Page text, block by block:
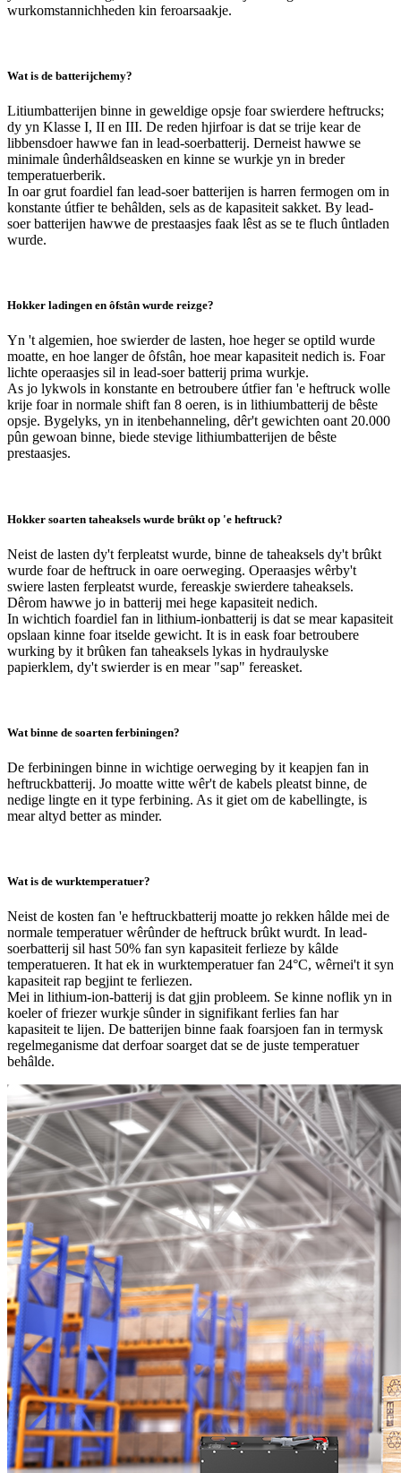
wurkomstannichheden kin feroarsaakje.
Wat is de batterijchemy?
Litiumbatterijen binne in geweldige opsje foar swierdere heftrucks;
dy yn Klasse I, II en III. De reden hjirfoar is dat se trije kear de
libbensdoer hawwe fan in lead-soerbatterij. Derneist hawwe se
minimale ûnderhâldseasken en kinne se wurkje yn in breder
temperatuerberik.
In oar grut foardiel fan lead-soer batterijen is harren fermogen om in
konstante útfier te behâlden, sels as de kapasiteit sakket. By lead-
soer batterijen hawwe de prestaasjes faak lêst as se te fluch ûntladen
wurde.
Hokker ladingen en ôfstân wurde reizge?
Yn 't algemien, hoe swierder de lasten, hoe heger se optild wurde
moatte, en hoe langer de ôfstân, hoe mear kapasiteit nedich is. Foar
lichte operaasjes sil in lead-soer batterij prima wurkje.
As jo ​​lykwols in konstante en betroubere útfier fan 'e heftruck wolle
krije foar in normale shift fan 8 oeren, is in lithiumbatterij de bêste
opsje. Bygelyks, yn in itenbehanneling, dêr't gewichten oant 20.000
pûn gewoan binne, biede stevige lithiumbatterijen de bêste
prestaasjes.
Hokker soarten taheaksels wurde brûkt op 'e heftruck?
Neist de lasten dy't ferpleatst wurde, binne de taheaksels dy't brûkt
wurde foar de heftruck in oare oerweging. Operaasjes wêrby't
swiere lasten ferpleatst wurde, fereaskje swierdere taheaksels.
Dêrom hawwe jo in batterij mei hege kapasiteit nedich.
In wichtich foardiel fan in lithium-ionbatterij is dat se mear kapasiteit
opslaan kinne foar itselde gewicht. It is in eask foar betroubere
wurking by it brûken fan taheaksels lykas in hydraulyske
papierklem, dy't swierder is en mear "sap" fereasket.
Wat binne de soarten ferbiningen?
De ferbiningen binne in wichtige oerweging by it keapjen fan in
heftruckbatterij. Jo moatte witte wêr't de kabels pleatst binne, de
nedige lingte en it type ferbining. As it giet om de kabellingte, is
mear altyd better as minder.
Wat is de wurktemperatuer?
Neist de kosten fan 'e heftruckbatterij moatte jo rekken hâlde mei de
normale temperatuer wêrûnder de heftruck brûkt wurdt. In lead-
soerbatterij sil hast 50% fan syn kapasiteit ferlieze by kâlde
temperatueren. It hat ek in wurktemperatuer fan 24°C, wêrnei't it syn
kapasiteit rap begjint te ferliezen.
Mei in lithium-ion-batterij is dat gjin probleem. Se kinne noflik yn in
koeler of friezer wurkje sûnder in signifikant ferlies fan har
kapasiteit te lijen. De batterijen binne faak foarsjoen fan in termysk
regelmeganisme dat derfoar soarget dat se de juste temperatuer
behâlde.